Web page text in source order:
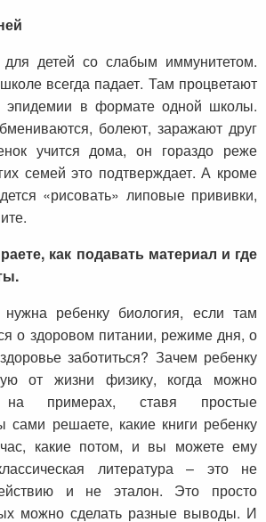
детей со слабым иммунитетом.
всегда падает. Там процветают
эпидемии в формате одной школы.
болеют, заражают друг
учится дома, он гораздо реже
семей это подтверждает. А кроме
«рисовать» липовые прививки,
как подавать материал и где
ребенку биология, если там
о здоровом питании, режиме дня, о
заботиться? Зачем ребенку
от жизни физику, когда можно
примерах, ставя простые
сами решаете, какие книги ребенку
какие потом, и вы можете ему
литература – это не
и не эталон. Это просто
можно сделать разные выводы. И